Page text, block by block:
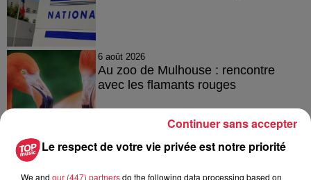
6 août 2026
Au zoo de Mulhouse : rencontre
avec les flamants rouges
Le respect de votre vie privée est notre priorité
We and our (447) partnersdo the following data processing based on
Continuer sans accepter